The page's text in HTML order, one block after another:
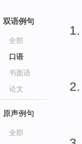
双语例句
全部
口语
书面语
论文
原声例句
全部